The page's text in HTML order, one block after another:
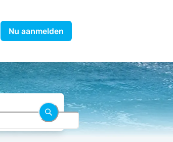
Nu aanmelden